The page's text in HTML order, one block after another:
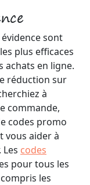
sont
plus efficaces
achats en ligne.
réduction sur
à
commande,
codes promo
vous aider à
codes
pour tous les
les